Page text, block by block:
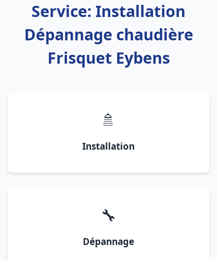
Service: Installation
Dépannage chaudière
Frisquet Eybens
🚿
Installation
🔧
Dépannage